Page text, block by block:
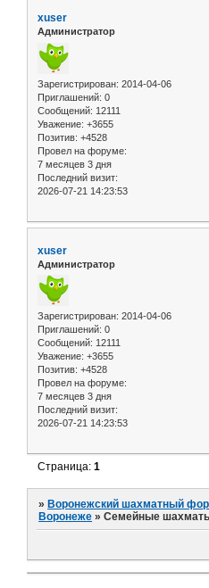
xuser
Администратор
Зарегистрирован: 2014-04-06
Приглашений: 0
Сообщений: 12111
Уважение: +3655
Позитив: +4528
Провел на форуме:
7 месяцев 3 дня
Последний визит:
2026-07-21 14:23:53
xuser
Администратор
Зарегистрирован: 2014-04-06
Приглашений: 0
Сообщений: 12111
Уважение: +3655
Позитив: +4528
Провел на форуме:
7 месяцев 3 дня
Последний визит:
2026-07-21 14:23:53
Страница:1
»Воронежский шахматный
Воронеже »Семейные